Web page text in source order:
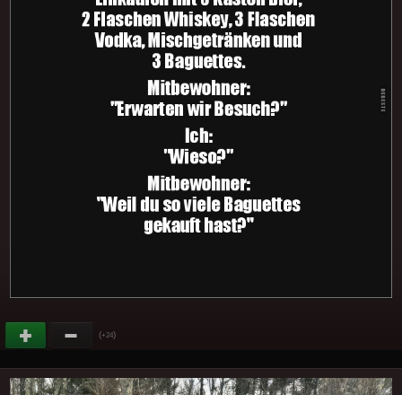
(+24)